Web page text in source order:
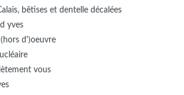
bêtises et dentelle décalées
yves
d')oeuvre
vous